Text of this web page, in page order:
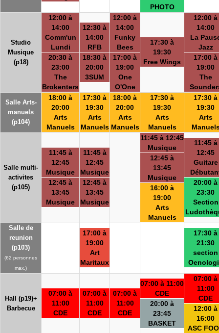
PHOTO
Studio
Musique
(p18)
12:00 à
14:00
Comm'un
Lundi
20:30 à
23:00
The
Brokenters
12:30 à
14:00
RFB
18:30 à
20:00
3SUM
12:00 à
14:00
Funky
Bees
17:00 à
19:00
One
O'One
17:30 à
19:30
Free Wings
12:00 à
14:00
La
Jazz
17:00 à
19:00
The
Salle Arts-
manuels
(p104)
18:00 à
20:00
Arts
Manuels
17:30 à
19:30
Arts
Manuels
18:00 à
20:00
Arts
Manuels
17:30 à
19:30
Arts
Manuels
17:30 à
19:30
Arts
Salle multi-
activites
(p105)
11:45 à
12:45
Musique
12:45 à
13:45
Musique
11:45 à
12:45
Musique
12:45 à
13:45
Musique
11:45 à 12:45
Musique
12:45 à
13:45
Musique
16:00 à
19:00
Arts
Manuels
11:45 à
12:45
Guitare
20:00 à
23:30
Section
Salle de
reunion
(p103)
(62 personnes
max.)
17:00 à
19:00
Art
Maritaux
17:30 à
21:30
section
Hall (p19)+
Barbecue
07:00 à
11:00
CDE
07:00 à
11:00
CDE
07:00 à
11:00
CDE
07:00 à 11:00
CDE
20:00 à
23:45
BASKET
07:00 à
11:00
CDE
12:00 à
16:00
ASC